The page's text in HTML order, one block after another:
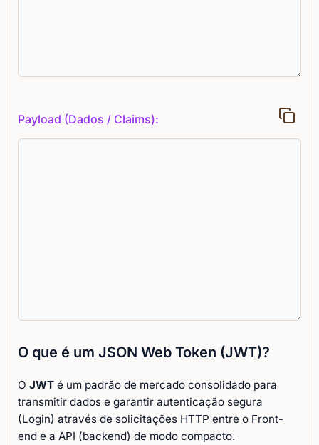
Payload (Dados / Claims):
O que é um JSON Web Token (JWT)?
O JWT é um padrão de mercado consolidado para
transmitir dados e garantir autenticação segura
(Login) através de solicitações HTTP entre o Front-
end e a API (backend) de modo compacto.